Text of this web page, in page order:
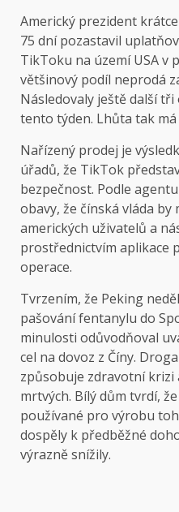
Americký prezident
75 dní pozastavil
TikToku na území USA v
většinový podíl neprodá
Následovaly ještě další
tento týden. Lhůta tak
Nařízený prodej je
úřadů, že TikTok
bezpečnost. Podle
obavy, že čínská vláda
amerických uživatelů a
prostřednictvím aplikace
operace.
Tvrzením, že Peking
pašování fentanylu do
minulosti odůvodňoval
cel na dovoz z Číny.
způsobuje zdravotní krizi
mrtvých. Bílý dům tvrdí,
používané pro výrobu
dospěly k předběžné
výrazně snížily.